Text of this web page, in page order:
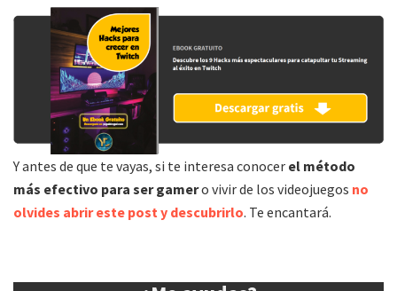
Y antes de que te vayas, si te interesa conocer el método
más efectivo para ser gamero vivir de los videojuegos no
olvides abrir este post y descubrirlo. Te encantará.